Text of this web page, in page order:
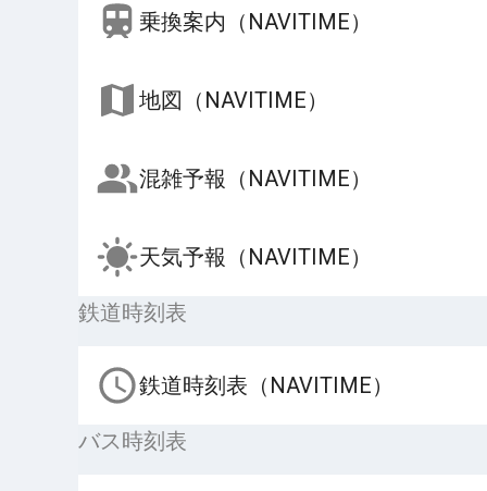
乗換案内（NAVITIME）
地図（NAVITIME）
混雑予報（NAVITIME）
天気予報（NAVITIME）
鉄道時刻表
鉄道時刻表（NAVITIME）
バス時刻表